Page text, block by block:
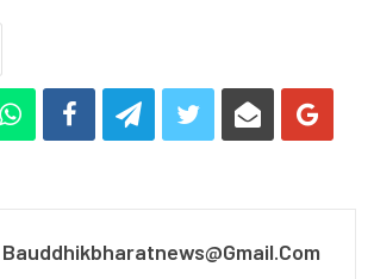
Bauddhikbharatnews@gmail.com